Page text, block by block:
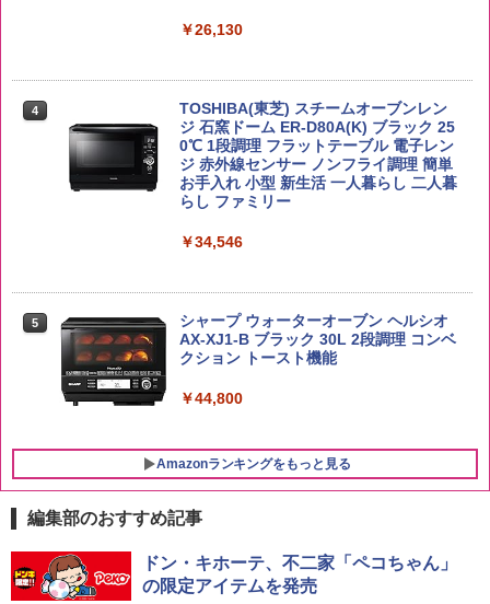
【在庫処分価格】ももたろう印 無洗米 5
kg 業務用 お米マイスターブレンド
￥2,680
イスキー ハイボール 缶
サントリー シングルモルト ウイスキー
白州 Story of the Distillery 2026 化粧箱
入 700ml
￥19,860
ップ麺 78g×20個
￥3,475
マルちゃん マルちゃんZUBAAAN! 横浜
家系醤油豚骨 3食パック 130g×3食
￥467
￥26,130
4
TOSHIBA(東芝) スチームオーブンレン
ジ 石窯ドーム ER-D80A(K) ブラック 25
0℃ 1段調理 フラットテーブル 電子レン
ジ 赤外線センサー ノンフライ調理 簡単
お手入れ 小型 新生活 一人暮らし 二人暮
らし ファミリー
￥34,546
5
シャープ ウォーターオーブン ヘルシオ
AX-XJ1-B ブラック 30L 2段調理 コンベ
クション トースト機能
￥44,800
Amazonランキングをもっと見る
編集部のおすすめ記事
ドン・キホーテ、不二家「ペコちゃん」
の限定アイテムを発売